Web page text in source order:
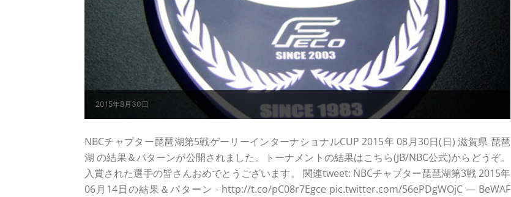
2015年8月30日
NBCチャプター琵琶湖第5戦ゲーリーインターナショナルCUP 2015年 08月30日(日) 滋賀県 琵琶
湖 の結果＆パターンが公開されました。トーナメントの結果はこちら(JB/NBC公式)からどうぞ。
入賞された選手の皆さんおめでとうございます。 関連tweet: NBCチャプター琵琶湖第3戦 2015年
06月14日の結果＆パターン - http://t.co/pC08r7Egce pic.twitter.com/56ePDgWOjC — BeWAF